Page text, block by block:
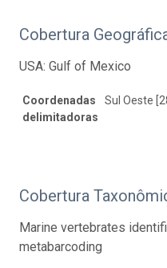
Cobertura
USA: Gulf of Mexico
Coordenadas
delimitadoras
Sul Oeste
Cobertura
Marine vertebrates
metabarcoding